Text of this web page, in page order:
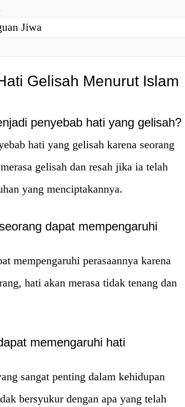
Jiwa
Gelisah Menurut Islam
penyebab hati yang gelisah?
hati yang gelisah karena seorang
gelisah dan resah jika ia telah
yang menciptakannya.
dapat mempengaruhi
mempengaruhi perasaannya karena
hati akan merasa tidak tenang dan
memengaruhi hati
sangat penting dalam kehidupan
bersyukur dengan apa yang telah